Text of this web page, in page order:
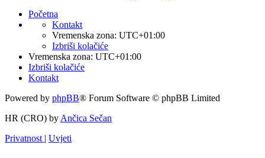
Početna
Kontakt
Vremenska zona: UTC+01:00
Izbriši kolačiće
Vremenska zona: UTC+01:00
Izbriši kolačiće
Kontakt
Powered by phpBB® Forum Software © phpBB Limited
HR (CRO) by Ančica Sečan
Privatnost | Uvjeti